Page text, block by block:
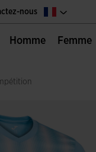
nous
Homme Femme